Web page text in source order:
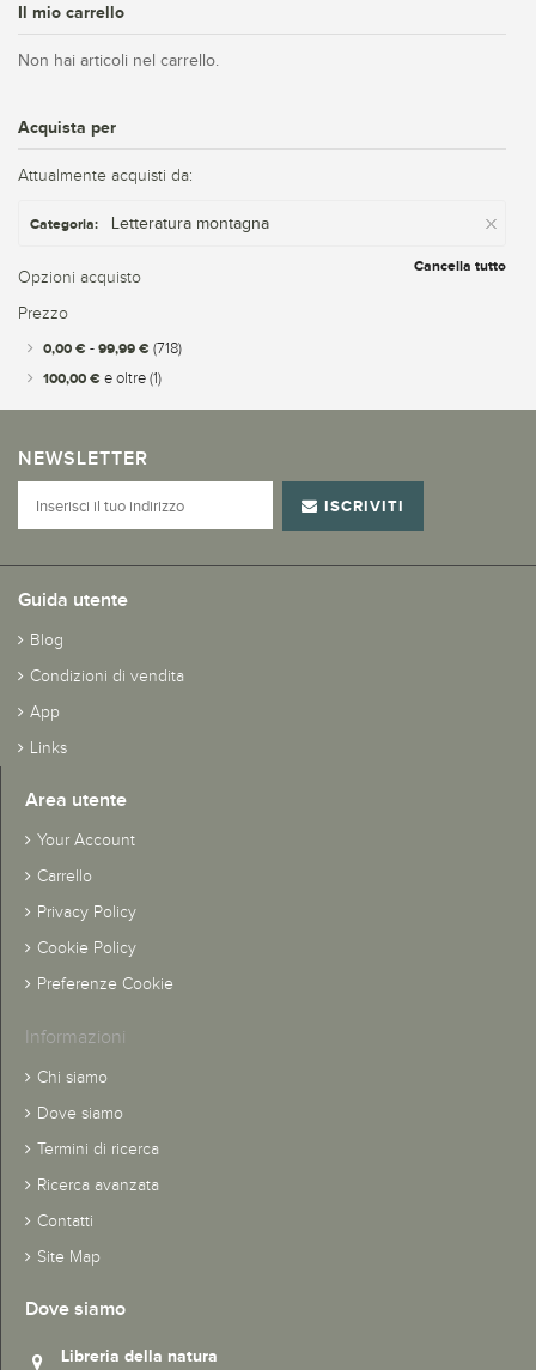
Il mio carrello
Non hai articoli nel carrello.
Acquista per
Attualmente acquisti da:
Categoria: Letteratura montagna
Cancella tutto
Opzioni acquisto
Prezzo
0,00 € - 99,99 € (718)
100,00 € e oltre (1)
NEWSLETTER
ISCRIVITI
Guida utente
Blog
Condizioni di vendita
App
Links
Area utente
Your Account
Carrello
Privacy Policy
Cookie Policy
Preferenze Cookie
Informazioni
Chi siamo
Dove siamo
Termini di ricerca
Ricerca avanzata
Contatti
Site Map
Dove siamo
Libreria della natura